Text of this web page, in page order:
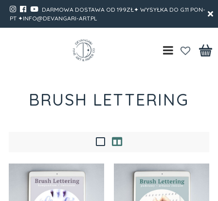
DARMOWA DOSTAWA OD 199ZŁ✦ WYSYŁKA DO G.11 PON-
PT ✦INFO@DEVANGARI-ART.PL
BRUSH LETTERING